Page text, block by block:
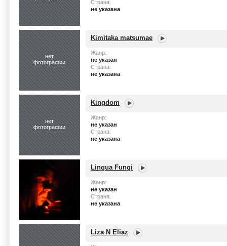
Страна:
не указана
нет
фотографии
Kimitaka matsumae
Жанр:
не указан
Страна:
не указана
нет
фотографии
Kingdom
Жанр:
не указан
Страна:
не указана
Lingua Fungi
Жанр:
не указан
Страна:
не указана
Liza N Eliaz